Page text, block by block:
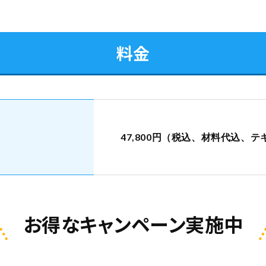
料金
47,800円（税込、材料代込、テ
お得なキャンペーン実施中